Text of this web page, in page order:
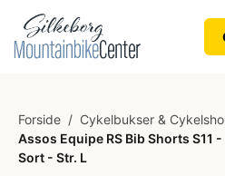
Forside / Cykelbukser &
Assos Equipe RS Bib Shorts S11
Sort - Str. L